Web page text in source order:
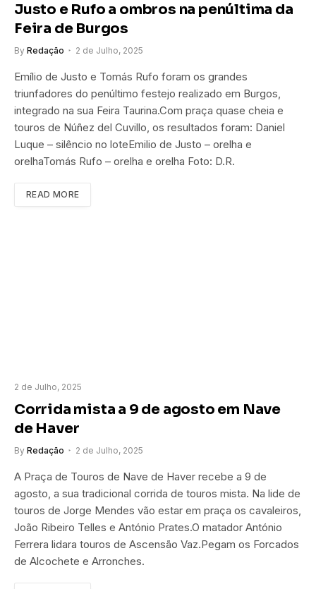
Justo e Rufo a ombros na penúltima da
Feira de Burgos
By Redação 2 de Julho, 2025
Emílio de Justo e Tomás Rufo foram os grandes
triunfadores do penúltimo festejo realizado em Burgos,
integrado na sua Feira Taurina.Com praça quase cheia e
touros de Núñez del Cuvillo, os resultados foram: Daniel
Luque – silêncio no loteEmilio de Justo – orelha e
orelhaTomás Rufo – orelha e orelha Foto: D.R.
READ MORE
2 de Julho, 2025
Corrida mista a 9 de agosto em Nave
de Haver
By Redação 2 de Julho, 2025
A Praça de Touros de Nave de Haver recebe a 9 de
agosto, a sua tradicional corrida de touros mista. Na lide de
touros de Jorge Mendes vão estar em praça os cavaleiros,
João Ribeiro Telles e António Prates.O matador António
Ferrera lidara touros de Ascensão Vaz.Pegam os Forcados
de Alcochete e Arronches.